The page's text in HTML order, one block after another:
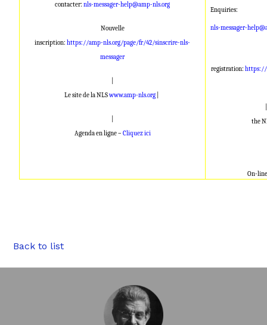
contacter:nls-messager-help@amp-nls.org
Nouvelle
inscription:https://amp-nls.org/page/fr/42/sinscrire-nls-
messager
Le site de la NLSwww.amp-nls.org|
Agenda en ligne – Cliquez ici
Enquiries:
nls-messager-
registration:https://
the
On-
Back to list